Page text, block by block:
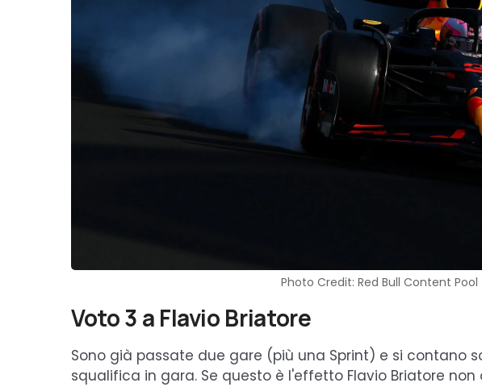
Photo Credit: Red Bull Content Pool
Voto 3 a Flavio Briatore
Sono già passate due gare (più una Sprint) e si contano
squalifica in gara. Se questo è l'effetto Flavio Briatore